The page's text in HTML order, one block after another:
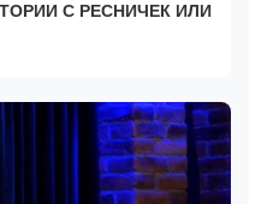
С РЕСНИЧЕК ИЛИ